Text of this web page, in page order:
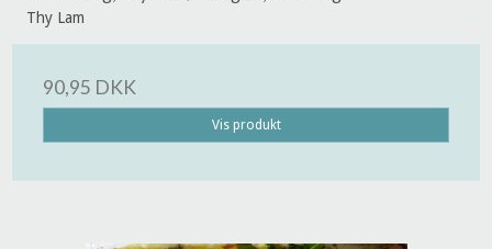
Thy Lam
90,95 DKK
Vis produkt